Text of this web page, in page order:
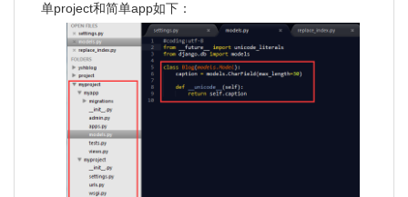
单project和简单app如下：